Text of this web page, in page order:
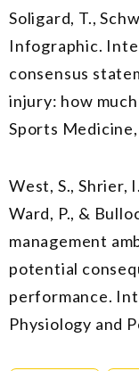
Soligard, T.,
Infographic.
consensus
injury: how
Sports
West, S., Shrier,
Ward, P., &
management
potential
performance.
Physiology and